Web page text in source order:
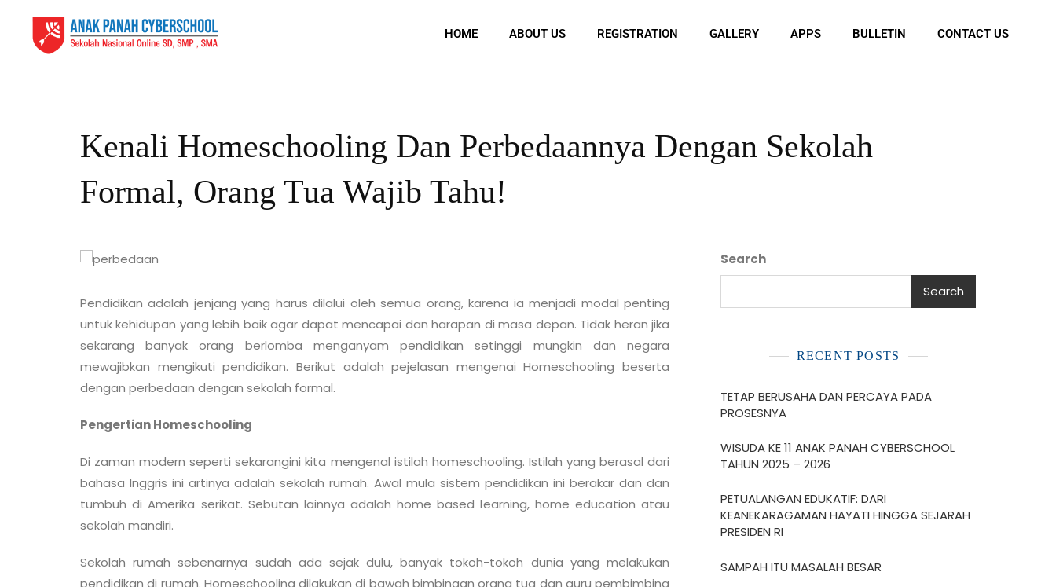
HOME ABOUT US REGISTRATION GALLERY APPS BULLETIN CONTACT US
Kenali Homeschooling Dan Perbedaannya Dengan Sekolah
Formal, Orang Tua Wajib Tahu!
Pendidikan adalah jenjang yang harus dilalui oleh semua orang, karena ia menjadi modal penting
untuk kehidupan yang lebih baik agar dapat mencapai dan harapan di masa depan. Tidak heran jika
sekarang banyak orang berlomba menganyam pendidikan setinggi mungkin dan negara
mewajibkan mengikuti pendidikan. Berikut adalah pejelasan mengenai Homeschooling beserta
dengan perbedaan dengan sekolah formal.
Pengertian Homeschooling
Di zaman modern seperti sekarangini kita mengenal istilah homeschooling. Istilah yang berasal dari
bahasa Inggris ini artinya adalah sekolah rumah. Awal mula sistem pendidikan ini berakar dan dan
tumbuh di Amerika serikat. Sebutan lainnya adalah home based learning, home education atau
sekolah mandiri.
Sekolah rumah sebenarnya sudah ada sejak dulu, banyak tokoh-tokoh dunia yang melakukan
pendidikan di rumah. Homeschooling dilakukan di bawah bimbingan orang tua dan guru pembimbing
Search
Search
RECENT POSTS
TETAP BERUSAHA DAN PERCAYA PADA
PROSESNYA
WISUDA KE 11 ANAK PANAH CYBERSCHOOL
TAHUN 2025 – 2026
PETUALANGAN EDUKATIF: DARI
KEANEKARAGAMAN HAYATI HINGGA SEJARAH
PRESIDEN RI
SAMPAH ITU MASALAH BESAR